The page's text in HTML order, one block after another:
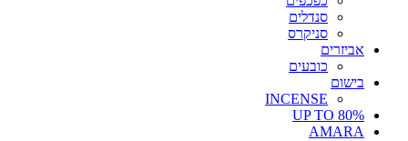
סנדלים
סניקרס
אביזרים
כובעים
בישום
INCENSE
UP TO 80%
AMARA